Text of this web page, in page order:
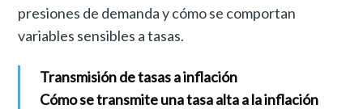
presiones de demanda y cómo se comportan
variables sensibles a tasas.
Transmisión de tasas a inflación
Cómo se transmite una tasa alta a la inflación